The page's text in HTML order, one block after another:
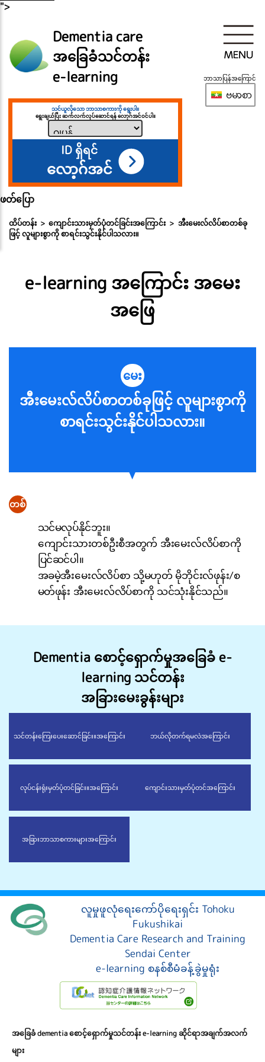
">
Dementia care
အခြေခံသင်တန်း
e-learning
သင်ယူလိုသော ဘာသာစကားကို ရွေးပါ။
ရွေးချယ်ပြီး ဆက်လက်လုပ်ဆောင်ရန် လော့ဂ်အင်ဝင်ပါ။
ID ရှိရင်
လော့ဂ်အင်
ဖတ်ပြော
ဘာသာပြန်အကြောင်
ဗမာစာ
ထိပ်တန်း ကျောင်းသားမှတ်ပုံတင်ခြင်းအကြောင်း
အီးမေးလ်လိပ်စာတစ်ခု
ဖြင့် လူများစွာကို စာရင်းသွင်းနိုင်ပါသလား။
e-learning အကြောင်း အမေး
အဖြေ
မေး
အီးမေးလ်လိပ်စာတစ်ခုဖြင့် လူများစွာကို
စာရင်းသွင်းနိုင်ပါသလား။
တစ်
သင်မလုပ်နိုင်ဘူး။
ကျောင်းသားတစ်ဦးစီအတွက် အီးမေးလ်လိပ်စာကို
ပြင်ဆင်ပါ။
အခမဲ့အီးမေးလ်လိပ်စာ သို့မဟုတ် မိုဘိုင်းလ်ဖုန်း/စ
မတ်ဖုန်း အီးမေးလ်လိပ်စာကို သင်သုံးနိုင်သည်။
Dementia စောင့်ရှောက်မှုအခြေခံ e-
learning သင်တန်း
အခြားမေးခွန်းများ
သင်တန်းကြေးပေးဆောင်ခြင်း။အကြောင်း ဘယ်လိုတက်ရမလဲအကြောင်း
လုပ်ငန်းရုံးမှတ်ပုံတင်ခြင်း။အကြောင်း ကျောင်းသားမှတ်ပုံတင်အကြောင်း
အခြားဘာသာစကားများအကြောင်း
လူမှုဖူလုံရေးကော်ပိုရေးရှင်း Tohoku
Fukushikai
Dementia Care Research and Training
Sendai Center
e-learning စနစ်စီမံခန့်ခွဲမှုရုံး
အခြေခံ dementia စောင့်ရှောက်မှုသင်တန်း e-learning ဆိုင်ရာအချက်အလက်
များ